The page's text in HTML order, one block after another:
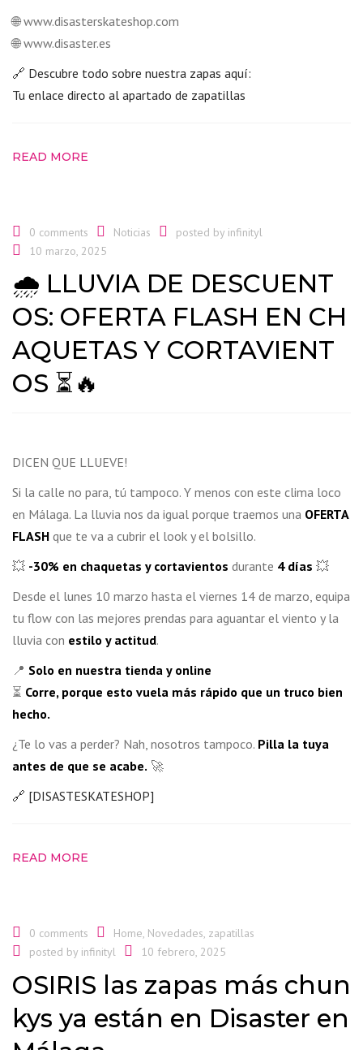
🌐 www.disasterskateshop.com
🌐 www.disaster.es
🔗 Descubre todo sobre nuestra zapas aquí:
Tu enlace directo al apartado de zapatillas
READ MORE
0 comments Noticias posted by infinityl
10 marzo, 2025
🌧️ LLUVIA DE DESCUENT
OS: OFERTA FLASH EN CH
AQUETAS Y CORTAVIENT
OS ⏳🔥
DICEN QUE LLUEVE!
Si la calle no para, tú tampoco. Y menos con este clima loco
en Málaga. La lluvia nos da igual porque traemos una OFERTA
FLASH que te va a cubrir el look y el bolsillo.
💥 -30% en chaquetas y cortavientos durante 4 días 💥
Desde el lunes 10 marzo hasta el viernes 14 de marzo, equipa
tu flow con las mejores prendas para aguantar el viento y la
lluvia con estilo y actitud.
📍 Solo en nuestra tienda y online
⏳ Corre, porque esto vuela más rápido que un truco bien
hecho.
¿Te lo vas a perder? Nah, nosotros tampoco. Pilla la tuya
antes de que se acabe. 🚀
🔗 [DISASTESKATESHOP]
READ MORE
0 comments Home, Novedades, zapatillas
posted by infinityl 10 febrero, 2025
OSIRIS las zapas más chun
kys ya están en Disaster en